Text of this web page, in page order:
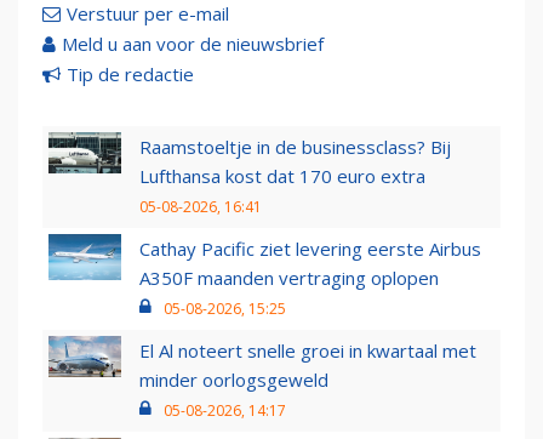
Verstuur per e-mail
Meld u aan voor de nieuwsbrief
Tip de redactie
Raamstoeltje in de businessclass? Bij
Lufthansa kost dat 170 euro extra
05-08-2026, 16:41
Cathay Pacific ziet levering eerste Airbus
A350F maanden vertraging oplopen
05-08-2026, 15:25
El Al noteert snelle groei in kwartaal met
minder oorlogsgeweld
05-08-2026, 14:17